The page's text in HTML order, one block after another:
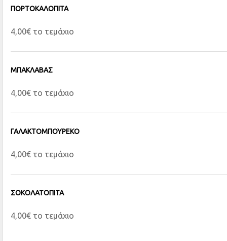
ΠΟΡΤΟΚΑΛΟΠΙΤΑ
4,00€ το τεμάχιο
ΜΠΑΚΛΑΒΑΣ
4,00€ το τεμάχιο
ΓΑΛΑΚΤΟΜΠΟΥΡΕΚΟ
4,00€ το τεμάχιο
ΣΟΚΟΛΑΤΟΠΙΤΑ
4,00€ το τεμάχιο